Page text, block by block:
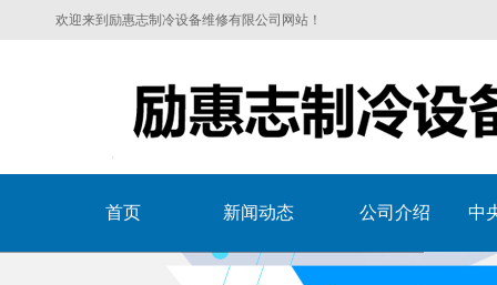
欢迎来到励惠志制冷设备维修有限公司网站！
首页 新闻动态 公司介绍 中